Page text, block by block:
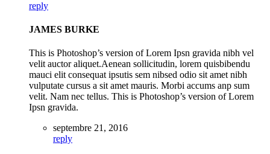
reply
JAMES BURKE
This is Photoshop’s version of Lorem Ipsn gravida nibh vel
velit auctor aliquet.Aenean sollicitudin, lorem quisbibendu
mauci elit consequat ipsutis sem nibsed odio sit amet nibh
vulputate cursus a sit amet mauris. Morbi accums anp sum
velit. Nam nec tellus. This is Photoshop’s version of Lorem
Ipsn gravida.
septembre 21, 2016
reply